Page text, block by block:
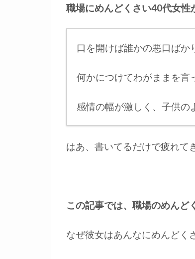
職場にめんどくさい40代女性
口を開けば誰かの悪口ばか
何かにつけてわがままを言
感情の幅が激しく、子供の
はあ、書いてるだけで疲れて
この記事では、職場のめんど
なぜ彼女はあんなにめんどく